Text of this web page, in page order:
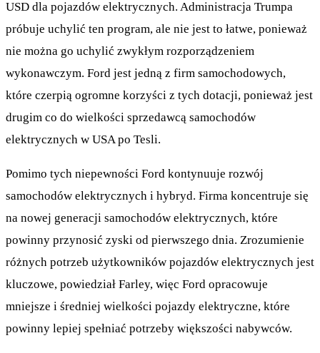
USD dla pojazdów elektrycznych. Administracja Trumpa
próbuje uchylić ten program, ale nie jest to łatwe, ponieważ
nie można go uchylić zwykłym rozporządzeniem
wykonawczym. Ford jest jedną z firm samochodowych,
które czerpią ogromne korzyści z tych dotacji, ponieważ jest
drugim co do wielkości sprzedawcą samochodów
elektrycznych w USA po Tesli.
Pomimo tych niepewności Ford kontynuuje rozwój
samochodów elektrycznych i hybryd. Firma koncentruje się
na nowej generacji samochodów elektrycznych, które
powinny przynosić zyski od pierwszego dnia. Zrozumienie
różnych potrzeb użytkowników pojazdów elektrycznych jest
kluczowe, powiedział Farley, więc Ford opracowuje
mniejsze i średniej wielkości pojazdy elektryczne, które
powinny lepiej spełniać potrzeby większości nabywców.